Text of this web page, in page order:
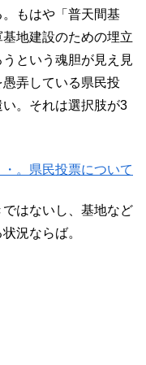
もはや「普天間基
地建設のための埋立
という魂胆が見え見
弄している県民投
。それは選択肢が3
。県民投票について
はないし、基地など
況ならば。